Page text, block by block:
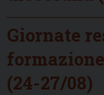
Giornate
(24-27/08)